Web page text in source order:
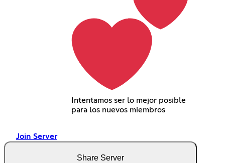
Intentamos ser lo mejor posible
para los nuevos miembros
Join Server
Share Server